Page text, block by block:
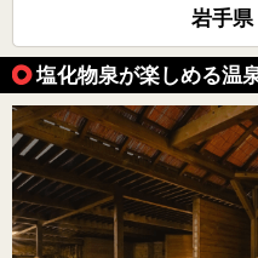
岩手県
塩化物泉が楽しめる温